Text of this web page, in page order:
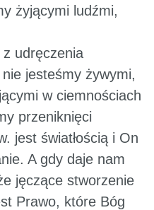
żyjącymi ludźmi,
udręczenia
jesteśmy żywymi,
w ciemnościach
przeniknięci
jest światłością i On
A gdy daje nam
jęczące stworzenie
Prawo, które Bóg